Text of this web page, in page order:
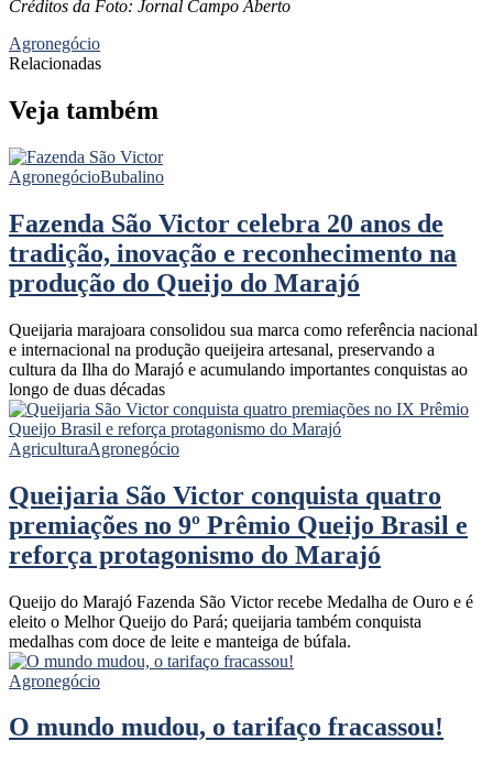
Créditos da Foto: Jornal Campo Aberto
Agronegócio
Relacionadas
Veja também
AgronegócioBubalino
Fazenda São Victor celebra 20 anos de
tradição, inovação e reconhecimento na
produção do Queijo do Marajó
Queijaria marajoara consolidou sua marca como referência nacional
e internacional na produção queijeira artesanal, preservando a
cultura da Ilha do Marajó e acumulando importantes conquistas ao
longo de duas décadas
AgriculturaAgronegócio
Queijaria São Victor conquista quatro
premiações no 9º Prêmio Queijo Brasil e
reforça protagonismo do Marajó
Queijo do Marajó Fazenda São Victor recebe Medalha de Ouro e é
eleito o Melhor Queijo do Pará; queijaria também conquista
medalhas com doce de leite e manteiga de búfala.
Agronegócio
O mundo mudou, o tarifaço fracassou!